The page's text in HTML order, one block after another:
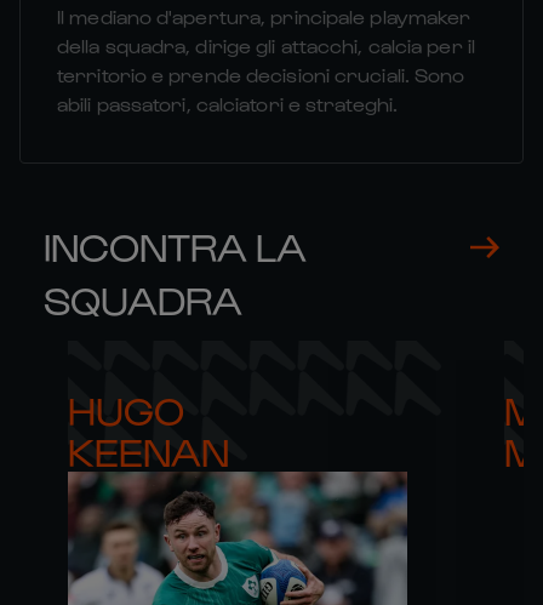
Il mediano d'apertura, principale playmaker
della squadra, dirige gli attacchi, calcia per il
territorio e prende decisioni cruciali. Sono
abili passatori, calciatori e strateghi.
INCONTRA LA
SQUADRA
HUGO
KEENAN